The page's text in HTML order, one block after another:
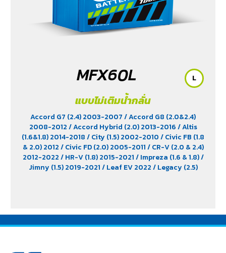
MFX60L
แบบไม่เติมน้ำกลั่น
Accord G7 (2.4) 2003-2007/ Accord G8 (2.0&2.4)
2008-2012/ Accord Hybrid (2.0) 2013-2016/ Altis
(1.6&1.8) 2014-2018/ City (1.5) 2002-2010/ Civic FB (1.8
& 2.0) 2012/ Civic FD (2.0) 2005-2011/ CR-V (2.0 & 2.4)
2012-2022/ HR-V (1.8) 2015-2021/ Impreza (1.6 & 1.8)/
Jimny (1.5) 2019-2021/ Leaf EV 2022/ Legacy (2.5)
(1.5) 2020-2024/ Xpander Cross (1.5) 2010-2021/
Xpander GT (1.5) 2010-2021/ Yaris (1.5) 2006-2012/
L